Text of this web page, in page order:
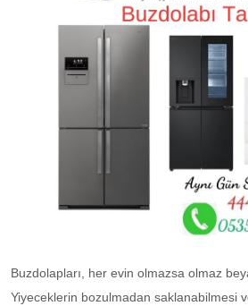
Buzdolapları, her evin olmazsa olmaz
Yiyeceklerin bozulmadan saklanabilmesi